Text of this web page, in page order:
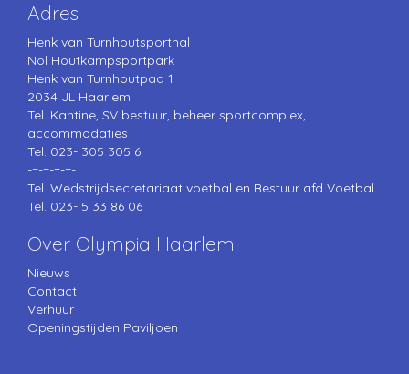
Adres
Henk van Turnhoutsporthal
Nol Houtkampsportpark
Henk van Turnhoutpad 1
2034 JL Haarlem
Tel. Kantine, SV bestuur, beheer sportcomplex,
accommodaties
Tel. 023- 305 305 6
-=-=-=-=-
Tel. Wedstrijdsecretariaat voetbal en Bestuur afd Voetbal
Tel. 023- 5 33 86 06
Over Olympia Haarlem
Nieuws
Contact
Verhuur
Openingstijden Paviljoen